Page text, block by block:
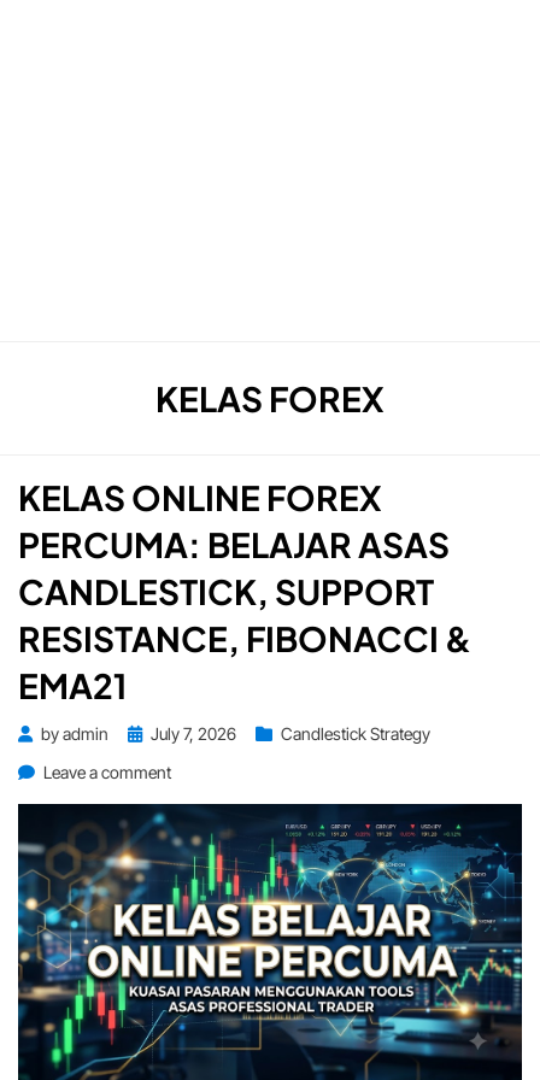
TAG
:
KELAS FOREX
KELAS ONLINE FOREX
PERCUMA: BELAJAR ASAS
CANDLESTICK, SUPPORT
RESISTANCE, FIBONACCI &
EMA21
byadmin
PostedJuly 7, 2026
Candlestick Strategy
Leave a commenton
Online
Forex
Percuma:
Belajar
Asas
Candlestick,
Support
Resistance,
Fibonacci
&